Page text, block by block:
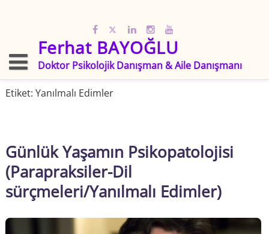
Ferhat BAYOĞLU
Doktor Psikolojik Danışman & Aile Danışmanı
Etiket: Yanılmalı Edimler
Günlük Yaşamın Psikopatolojisi
(Parapraksiler-Dil
sürçmeleri/Yanılmalı Edimler)